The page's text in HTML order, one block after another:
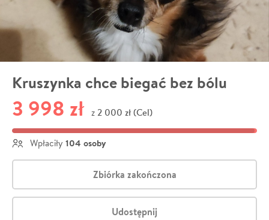
Kruszynka chce biegać bez bólu
3 998 zł z 2 000 zł (Cel)
Wpłaciły 104 osoby
Zbiórka zakończona
Udostępnij